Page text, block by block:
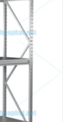
địa chỉ giao
đơn hàng trên
Những đơn
thuận giữa
tính theo km, và
khách hàng
đơn hàng